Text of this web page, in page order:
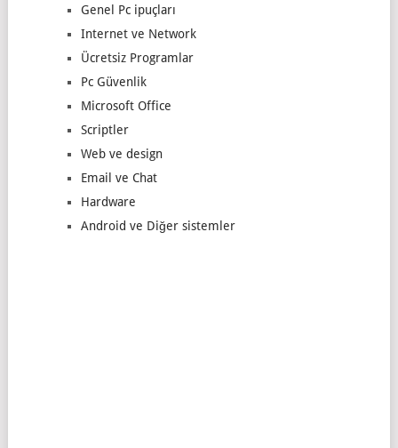
Genel Pc ipuçları
Internet ve Network
Ücretsiz Programlar
Pc Güvenlik
Microsoft Office
Scriptler
Web ve design
Email ve Chat
Hardware
Android ve Diğer sistemler